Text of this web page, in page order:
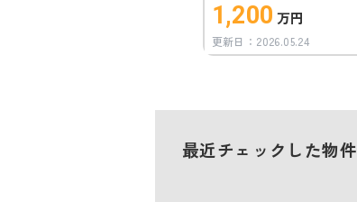
1,200 万円
更新日： 2026.05.24
最近チェックした物件